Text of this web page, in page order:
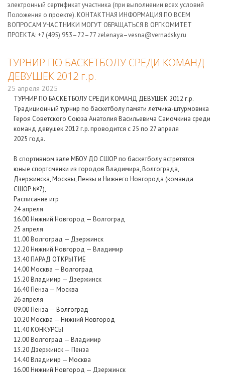
электронный сертификат участника (при выполнении всех условий
Положения о проекте). КОНТАКТНАЯ ИНФОРМАЦИЯ ПО ВСЕМ
ВОПРОСАМ УЧАСТНИКИ МОГУТ ОБРАЩАТЬСЯ В ОРГКОМИТЕТ
ПРОЕКТА: +7 (495) 953–72–77 zelenaya–vesna@vernadsky.ru
ТУРНИР ПО БАСКЕТБОЛУ СРЕДИ КОМАНД
ДЕВУШЕК 2012 г.р.
25 апреля 2025
ТУРНИР ПО БАСКЕТБОЛУ СРЕДИ КОМАНД ДЕВУШЕК 2012 г.р.
Традиционный турнир по баскетболу памяти летчика-штурмовика
Героя Советского Союза Анатолия Васильевича Самочкина среди
команд девушек 2012 г.р. проводится с 25 по 27 апреля
2025 года.
В спортивном зале МБОУ ДО СШОР по баскетболу встретятся
юные спортсменки из городов Владимира, Волгограда,
Дзержинска, Москвы, Пензы и Нижнего Новгорода (команда
СШОР №7),
Расписание игр
24 апреля
16.00 Нижний Новгород — Волгоград
25 апреля
11.00 Волгоград — Дзержинск
12.20 Нижний Новгород — Владимир
13.40 ПАРАД ОТКРЫТИЕ
14.00 Москва — Волгоград
15.20 Владимир — Дзержинск
16.40 Пенза — Москва
26 апреля
09.00 Пенза — Волгоград
10.20 Москва — Нижний Новгород
11.40 КОНКУРСЫ
12.00 Волгоград — Владимир
13.20 Дзержинск — Пенза
14.40 Владимир — Москва
16.00 Нижний Новгород — Дзержинск